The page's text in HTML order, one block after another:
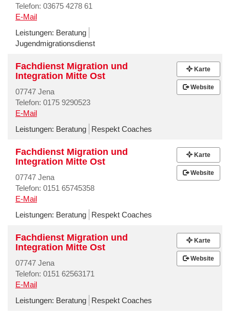
Telefon: 03675 4278 61
E-Mail
Leistungen: Beratung
Jugendmigrationsdienst
Fachdienst Migration und
Integration Mitte Ost
07747 Jena
Telefon: 0175 9290523
E-Mail
Leistungen: Beratung Respekt Coaches
Karte
Website
Fachdienst Migration und
Integration Mitte Ost
07747 Jena
Telefon: 0151 65745358
E-Mail
Leistungen: Beratung Respekt Coaches
Karte
Website
Fachdienst Migration und
Integration Mitte Ost
07747 Jena
Telefon: 0151 62563171
E-Mail
Leistungen: Beratung Respekt Coaches
Karte
Website